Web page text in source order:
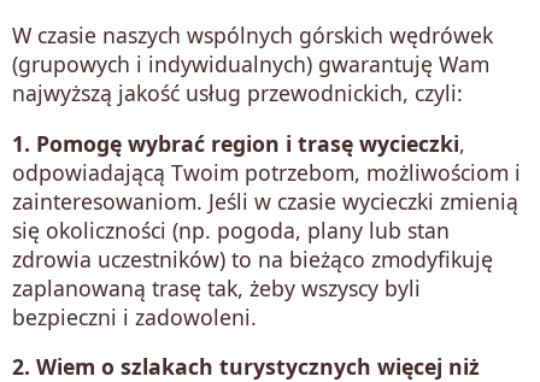
W czasie naszych wspólnych górskich wędrówek
(grupowych i indywidualnych) gwarantuję Wam
najwyższą jakość usług przewodnickich, czyli:
1. Pomogę wybrać region i trasę wycieczki,
odpowiadającą Twoim potrzebom, możliwościom i
zainteresowaniom. Jeśli w czasie wycieczki zmienią
się okoliczności (np. pogoda, plany lub stan
zdrowia uczestników) to na bieżąco zmodyfikuję
zaplanowaną trasę tak, żeby wszyscy byli
bezpieczni i zadowoleni.
2. Wiem o szlakach turystycznych więcej niż